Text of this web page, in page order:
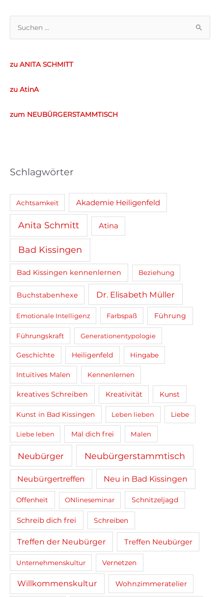
h
zu ANITA SCHMITT
zu AtinA
zum NEUBÜRGERSTAMMTISCH
Schlagwörter
Achtsamkeit Akademie Heiligenfeld
Anita Schmitt Atina
Bad Kissingen
Bad Kissingen kennenlernen Beziehung
Buchstabenhexe Dr. Elisabeth Müller
Emotionale Intelligenz Farbspaß Führung
Führungskraft Generationentypologie
Geschichte Heiligenfeld Hingabe
Intuitives Malen Kennenlernen
kreatives Schreiben Kreativität Kunst
Kunst in Bad Kissingen Leben lieben Liebe
Liebe leben Mal dich frei Malen
Neubürger Neubürgerstammtisch
Neubürgertreffen Neu in Bad Kissingen
Offenheit ONlineseminar Schnitzeljagd
Schreib dich frei Schreiben
Treffen der Neubürger Treffen Neubürger
Unternehmenskultur Vernetzen
Willkommenskultur Wohnzimmeratelier